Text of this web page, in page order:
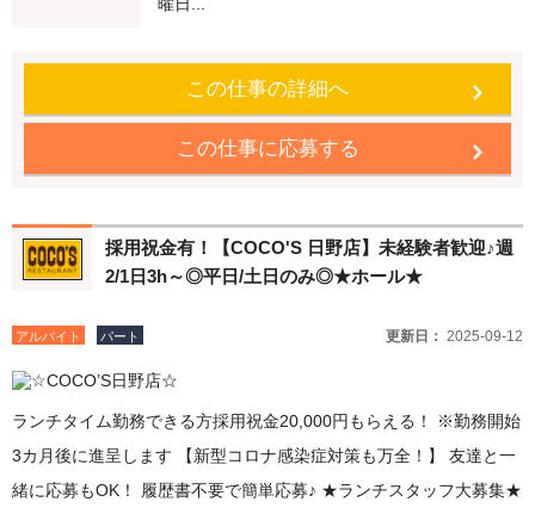
フですよ！） で食べることができます♪ 【従業員割引特典】 ココ
ス・海座・伝五郎で使える 「従業員割引券」を進呈します！
曜日...
この仕事の詳細へ
この仕事に応募する
採用祝金有！【COCO'S 日野店】未経験者歓迎♪週
2/1日3h～◎平日/土日のみ◎★ホール★
アルバイト パート 更新日： 2025-09-12
ランチタイム勤務できる方採用祝金20,000円もらえる！ ※勤務開始
3カ月後に進呈します 【新型コロナ感染症対策も万全！】 友達と一
緒に応募もOK！ 履歴書不要で簡単応募♪ ★ランチスタッフ大募集★